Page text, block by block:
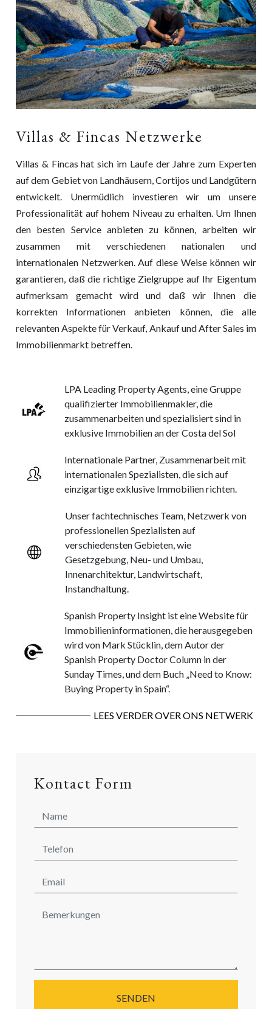
Villas & Fincas Netzwerke
Villas & Fincas hat sich im Laufe der Jahre zum Experten
auf dem Gebiet von Landhäusern, Cortijos und Landgütern
entwickelt. Unermüdlich investieren wir um unsere
Professionalität auf hohem Niveau zu erhalten. Um Ihnen
den besten Service anbieten zu können, arbeiten wir
zusammen mit verschiedenen nationalen und
internationalen Netzwerken. Auf diese Weise können wir
garantieren, daß die richtige Zielgruppe auf Ihr Eigentum
aufmerksam gemacht wird und daß wir Ihnen die
korrekten Informationen anbieten können, die alle
relevanten Aspekte für Verkauf, Ankauf und After Sales im
Immobilienmarkt betreffen.
LPA Leading Property Agents, eine Gruppe
qualifizierter Immobilienmakler, die
zusammenarbeiten und spezialisiert sind in
exklusive Immobilien an der Costa del Sol
Internationale Partner, Zusammenarbeit mit
internationalen Spezialisten, die sich auf
einzigartige exklusive Immobilien richten.
Unser fachtechnisches Team, Netzwerk von
professionellen Spezialisten auf
verschiedensten Gebieten, wie
Gesetzgebung, Neu- und Umbau,
Innenarchitektur, Landwirtschaft,
Instandhaltung.
Spanish Property Insight ist eine Website für
Immobilieninformationen, die herausgegeben
wird von Mark Stücklin, dem Autor der
Spanish Property Doctor Column in der
Sunday Times, und dem Buch „Need to Know:
Buying Property in Spain“.
LEES VERDER OVER ONS NETWERK
Kontact Form
SENDEN